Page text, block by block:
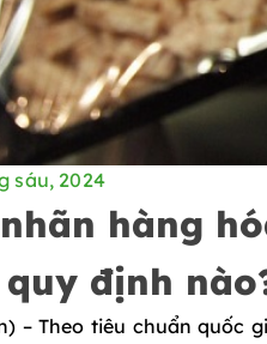
sáu, 2024
hàng
định
– Theo tiêu chuẩn quốc